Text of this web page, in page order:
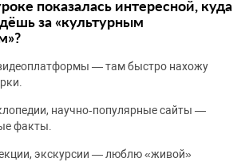
показалась интересной, куда
за «культурным
— там быстро нахожу
научно‑популярные сайты —
факты.
экскурсии — люблю «живой»